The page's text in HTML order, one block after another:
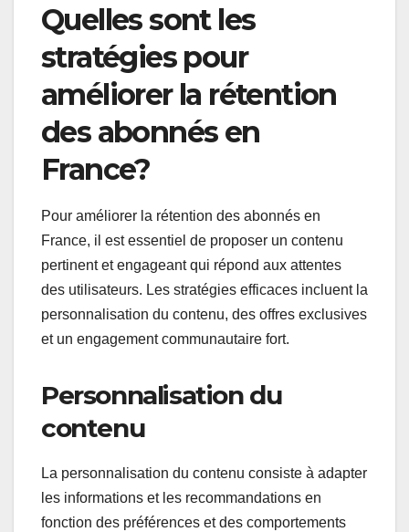
Quelles sont les
stratégies pour
améliorer la rétention
des abonnés en
France?
Pour améliorer la rétention des abonnés en
France, il est essentiel de proposer un contenu
pertinent et engageant qui répond aux attentes
des utilisateurs. Les stratégies efficaces incluent la
personnalisation du contenu, des offres exclusives
et un engagement communautaire fort.
Personnalisation du
contenu
La personnalisation du contenu consiste à adapter
les informations et les recommandations en
fonction des préférences et des comportements